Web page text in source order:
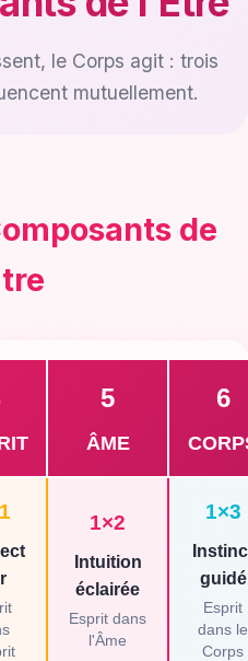
le Corps agit : trois
mutuellement.
de
5
ÂME
6
1×2
Intuition
éclairée
Esprit dans
l'Âme
1×3
guidé
Esprit
dans le
Corps